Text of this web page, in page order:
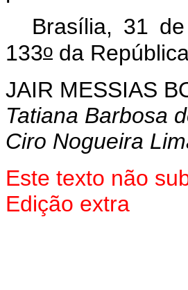
Brasília, 31
133o da
JAIR MESSIAS
Tatiana Barbosa
Ciro Nogueira
Este texto não
Edição extra